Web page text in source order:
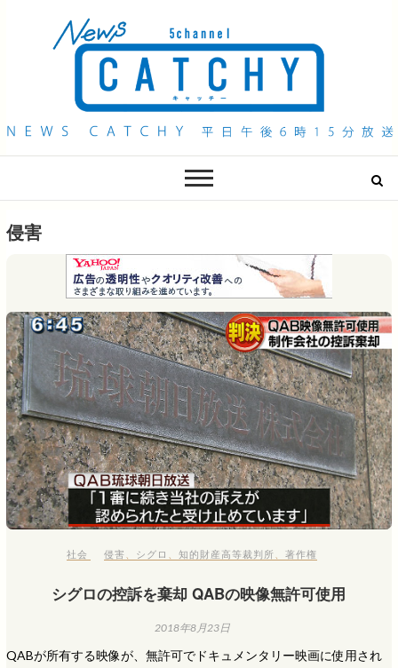
QAB NEWS Headline
侵害
社会 侵害 シグロ 、知的財産高等裁判所 、著作権
シグロの控訴を棄却 QABの映像無許可使用
2018年8月23日
QABが所有する映像が、無許可でドキュメンタリー映画に使用され